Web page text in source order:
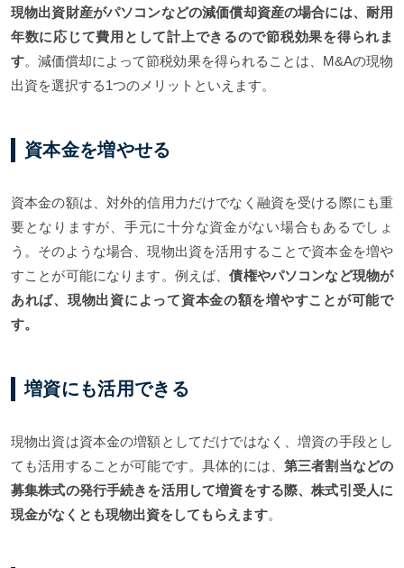
現物出資財産がパソコンなどの減価償却資産の場合には、耐用
年数に応じて費用として計上できるので節税効果を得られま
す。減価償却によって節税効果を得られることは、M&Aの現物
出資を選択する1つのメリットといえます。
資本金を増やせる
資本金の額は、対外的信用力だけでなく融資を受ける際にも重
要となりますが、手元に十分な資金がない場合もあるでしょ
う。そのような場合、現物出資を活用することで資本金を増や
すことが可能になります。例えば、債権やパソコンなど現物が
あれば、現物出資によって資本金の額を増やすことが可能で
す。
増資にも活用できる
現物出資は資本金の増額としてだけではなく、増資の手段とし
ても活用することが可能です。具体的には、 第三者割当などの
募集株式の発行手続きを活用して増資をする際、株式引受人に
現金がなくとも現物出資をしてもらえます。